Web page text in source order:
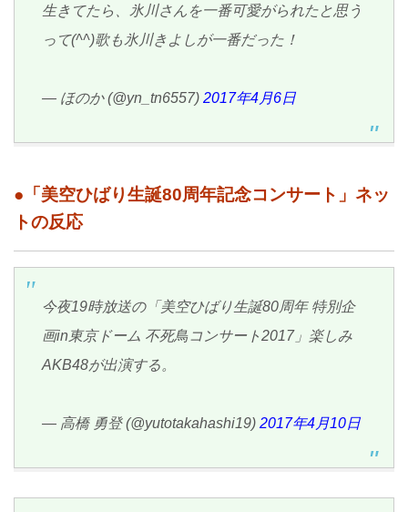
生きてたら、氷川さんを一番可愛がられたと思う
って(^^)歌も氷川きよしが一番だった！
— ほのか (@yn_tn6557) 2017年4月6日
●「美空ひばり生誕80周年記念コンサート」ネッ
トの反応
今夜19時放送の「美空ひばり生誕80周年 特別企
画in東京ドーム 不死鳥コンサート2017」楽しみ
AKB48が出演する。
— 高橋 勇登 (@yutotakahashi19) 2017年4月10日